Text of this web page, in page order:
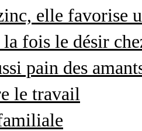
elle favorise
fois le désir
pain des
le travail